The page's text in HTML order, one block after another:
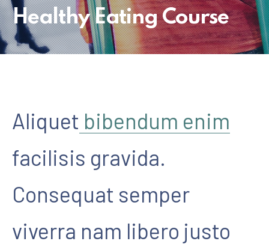
Healthy Eating Course
Aliquet bibendum enim
facilisis gravida.
Consequat semper
viverra nam libero justo